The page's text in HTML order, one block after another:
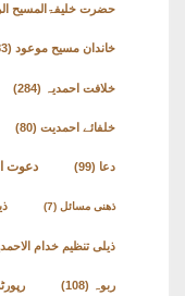
حضرت خلیفۃالمسیح
خاندان مسیح موعود (283)
خلافت احمدیہ (284)
خلفائے احمدیت (80)
دعا (99) دعوت
ذھنی مسائل (7)
ذیلی تنظیم خدام
ربوہ (108)